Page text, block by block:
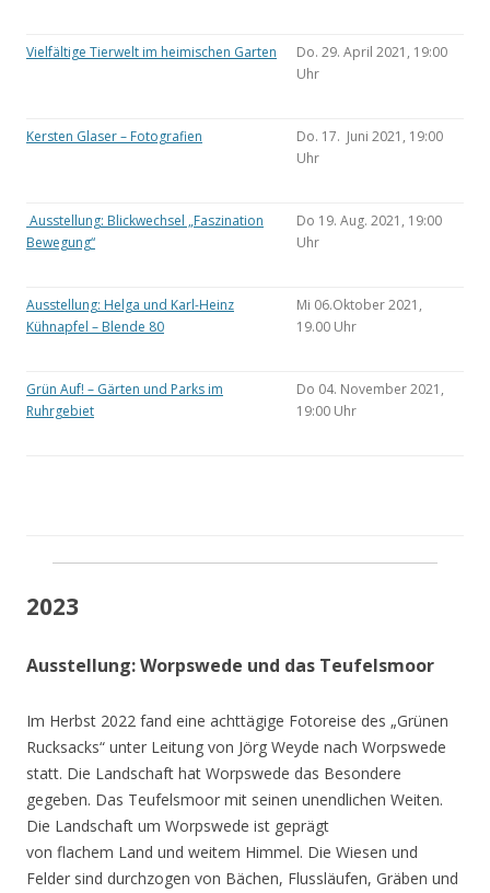
Vielfältige Tierwelt im heimischen Garten
Do. 29. April 2021, 19:00
Uhr
Kersten Glaser – Fotografien
Do. 17. Juni 2021, 19:00
Uhr
Ausstellung: Blickwechsel „Faszination
Bewegung“
Do 19. Aug. 2021, 19:00
Uhr
Ausstellung: Helga und Karl-Heinz
Kühnapfel – Blende 80
Mi 06.Oktober 2021,
19.00 Uhr
Grün Auf! – Gärten und Parks im
Ruhrgebiet
Do 04. November 2021,
19:00 Uhr
2023
Ausstellung: Worpswede und das Teufelsmoor
Im Herbst 2022 fand eine achttägige Fotoreise des „Grünen
Rucksacks“ unter Leitung von Jörg Weyde nach Worpswede
statt. Die Landschaft hat Worpswede das Besondere
gegeben. Das Teufelsmoor mit seinen unendlichen Weiten.
Die Landschaft um Worpswede ist geprägt
von flachem Land und weitem Himmel. Die Wiesen und
Felder sind durchzogen von Bächen, Flussläufen, Gräben und